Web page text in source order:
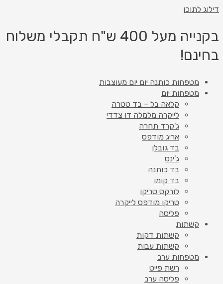
דילוג לתוכן
בקנייה מעל 400 ש"ח תקבלי משלוח
בחינם!
מטפחות כותנה יום יום מעוצבות
מטפחות יום
קלאה בל – בד טטרה
לייקרה מלמלה דו צדדי
ג'קרד תחרה
אריג מודפס
בד גובלן
ג'ינס
בד כותנה
בד קומו
לורקס טריקו
טריקו מודפס לייקרה
פליסה
קשתות
קשתות דקות
קשתות עבות
מטפחות ערב
רשת פייט
פליסה ערב